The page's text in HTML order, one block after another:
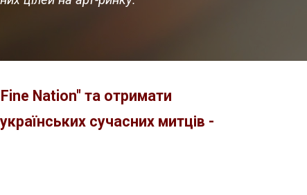
Nation" та отримати
сучасних митців -